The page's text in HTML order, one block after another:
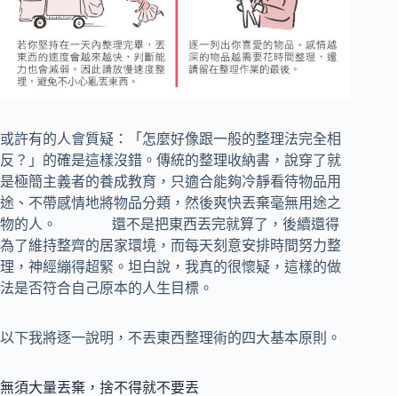
或許有的人會質疑：「怎麼好像跟一般的整理法完全相
反？」的確是這樣沒錯。傳統的整理收納書，說穿了就
是極簡主義者的養成教育，只適合能夠冷靜看待物品用
途、不帶感情地將物品分類，然後爽快丟棄毫無用途之
物的人。 還不是把東西丟完就算了，後續還得
為了維持整齊的居家環境，而每天刻意安排時間努力整
理，神經繃得超緊。坦白說，我真的很懷疑，這樣的做
法是否符合自己原本的人生目標。
以下我將逐一說明，不丟東西整理術的四大基本原則。
無須大量丟棄，捨不得就不要丟